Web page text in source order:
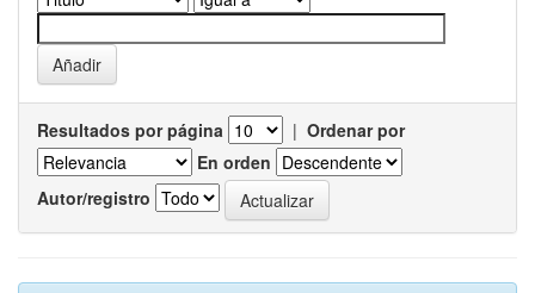
Resultados por página | Ordenar por
En orden
Autor/registro